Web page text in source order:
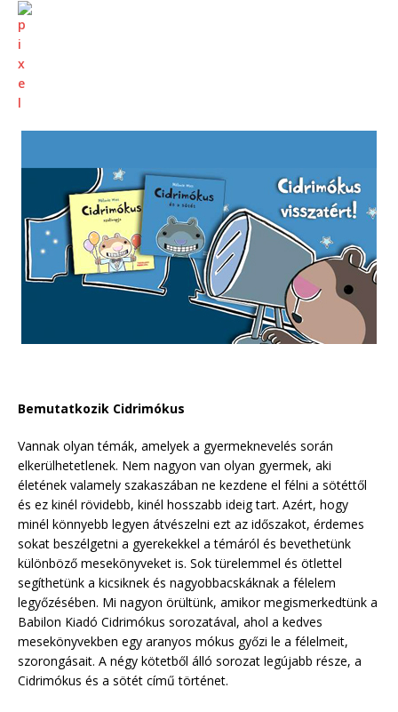
Bemutatkozik Cidrimókus
Vannak olyan témák, amelyek a gyermeknevelés során
elkerülhetetlenek. Nem nagyon van olyan gyermek, aki
életének valamely szakaszában ne kezdene el félni a sötéttől
és ez kinél rövidebb, kinél hosszabb ideig tart. Azért, hogy
minél könnyebb legyen átvészelni ezt az időszakot, érdemes
sokat beszélgetni a gyerekekkel a témáról és bevethetünk
különböző mesekönyveket is. Sok türelemmel és ötlettel
segíthetünk a kicsiknek és nagyobbacskáknak a félelem
legyőzésében. Mi nagyon örültünk, amikor megismerkedtünk a
Babilon Kiadó Cidrimókus sorozatával, ahol a kedves
mesekönyvekben egy aranyos mókus győzi le a félelmeit,
szorongásait. A négy kötetből álló sorozat legújabb része, a
Cidrimókus és a sötét című történet.